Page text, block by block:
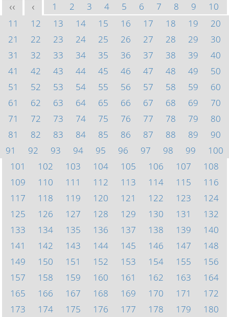
<< < 1 2 3 4 5 6 7 8 9
10
11
12 13 14 15 16 17 18 19
20
21
22 23 24 25 26 27 28 29
30
31
32 33 34 35 36 37 38 39
40
41
42 43 44 45 46 47 48 49
50
51
52 53 54 55 56 57 58 59
60
61
62 63 64 65 66 67 68 69
70
71
72 73 74 75 76 77 78 79
80
81
82 83 84 85 86 87 88 89
90
91
92 93 94 95 96 97 98 99
100
101
102 103 104 105 106 107
108
109
110 111 112 113 114 115
116
117
118 119 120 121 122 123
124
125
126 127 128 129 130 131
132
133
134 135 136 137 138 139
140
141
142 143 144 145 146 147
148
149
150 151 152 153 154 155
156
157
158 159 160 161 162 163
164
165
166 167 168 169 170 171
172
173
174 175 176 177 178 179
180